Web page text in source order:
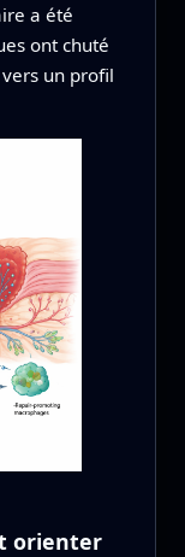
a été
ont chuté
un profil
orienter